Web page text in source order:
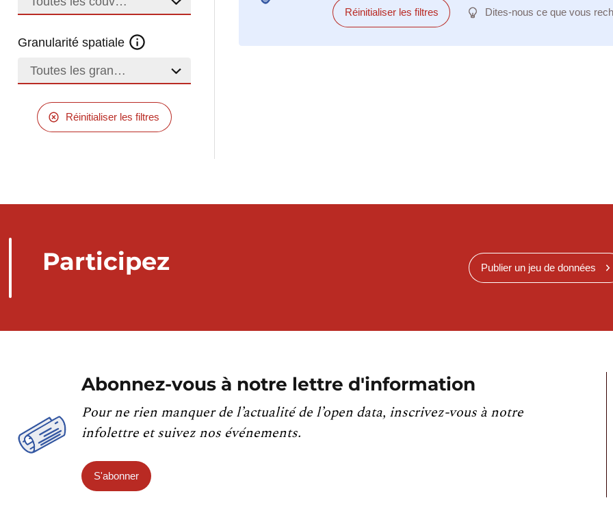
Granularité spatiale
Toutes les granularités
Réinitialiser les filtres
Réinitialiser les filtres Dites-nous ce que vous
Participez Publier un jeu de données
Abonnez-vous à notre lettre d'information
Pour ne rien manquer de l’actualité de l’open data, inscrivez-vous à notre
infolettre et suivez nos événements.
S'abonner